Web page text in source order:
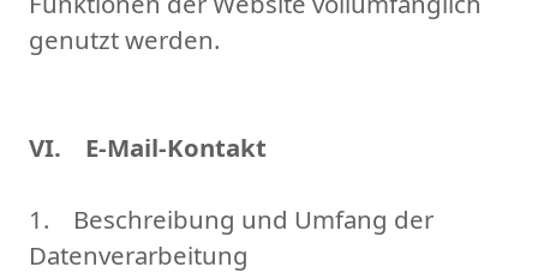
genutzt werden.
VI. E-Mail-Kontakt
1. Beschreibung und Umfang der
Datenverarbeitung